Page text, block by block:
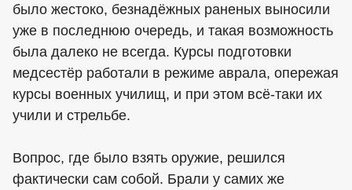
было жестоко, безнадёжных раненых выносили
уже в последнюю очередь, и такая возможность
была далеко не всегда. Курсы подготовки
медсестёр работали в режиме аврала, опережая
курсы военных училищ, и при этом всё-таки их
учили и стрельбе.
Вопрос, где было взять оружие, решился
фактически сам собой. Брали у самих же